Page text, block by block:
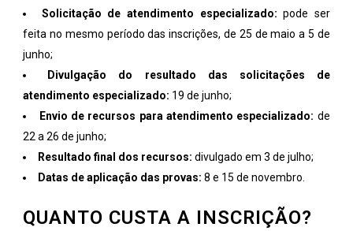
Solicitação de atendimento especializado:pode ser
feita no mesmo período das inscrições, de 25 de maio a 5 de
junho;
Divulgação do resultado das solicitações de
atendimento especializado: 19 de junho;
Envio de recursos para atendimento especializado: de
22 a 26 de junho;
Resultado final dos recursos: divulgado em 3 de julho;
Datas de aplicação das provas: 8 e 15 de novembro.
QUANTO CUSTA A INSCRIÇÃO?